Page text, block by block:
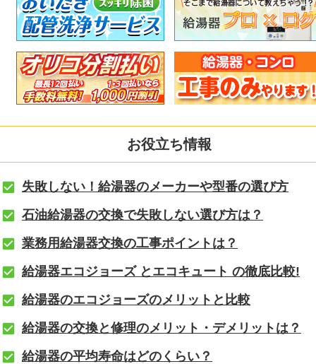
お役立ち情報
失敗しない！給湯器のメーカーや型番の選び方
石油給湯器の交換で失敗しない選び方は？
業務用給湯器交換の工事ポイントは？
給湯器エコジョーズ とエコキュート の徹底比較!
給湯器のエコジョーズのメリットと比較
給湯器の交換と修理のメリット・デメリットは？
給湯器の平均寿命はどのくらい？